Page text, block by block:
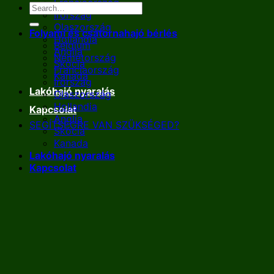
Franciaország
Írország
Olaszország
Hollandia
Anglia
Skócia
Kanada
Lakóhajó nyaralás
Kapcsolat
SEGÍTSÉGRE VAN SZÜKSÉGED?
Folyami és csatornahajó bérlés
Belgium
Németország
Franciaország
Írország
Olaszország
Hollandia
Anglia
Skócia
Kanada
Lakóhajó nyaralás
Kapcsolat